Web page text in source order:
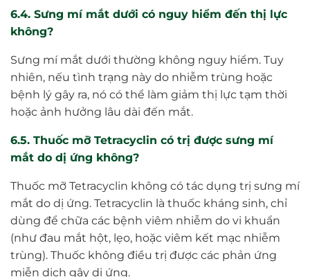
6.4. Sưng mí mắt dưới có nguy hiểm đến thị lực
không?
Sưng mí mắt dưới thường không nguy hiểm. Tuy
nhiên, nếu tình trạng này do nhiễm trùng hoặc
bệnh lý gây ra, nó có thể làm giảm thị lực tạm thời
hoặc ảnh hưởng lâu dài đến mắt.
6.5. Thuốc mỡ Tetracyclin có trị được sưng mí
mắt do dị ứng không?
Thuốc mỡ Tetracyclin không có tác dụng trị sưng mí
mắt do dị ứng. Tetracyclin là thuốc kháng sinh, chỉ
dùng để chữa các bệnh viêm nhiễm do vi khuẩn
(như đau mắt hột, lẹo, hoặc viêm kết mạc nhiễm
trùng). Thuốc không điều trị được các phản ứng
miễn dịch gây dị ứng.